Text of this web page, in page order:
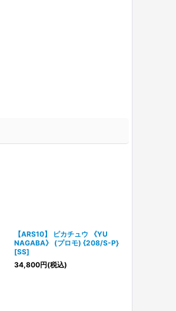
【ARS10】 ピカチュウ 《YU
NAGABA》 (プロモ) {208/S-P}
[SS]
34,800円(税込)